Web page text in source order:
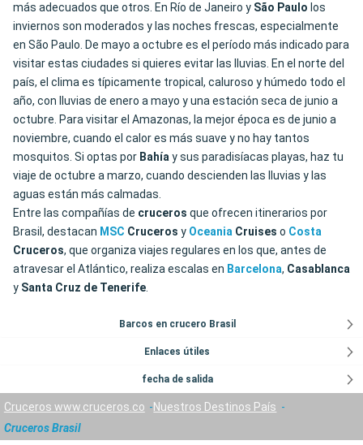
más adecuados que otros. En Río de Janeiro y São Paulo los
inviernos son moderados y las noches frescas, especialmente
en São Paulo. De mayo a octubre es el período más indicado para
visitar estas ciudades si quieres evitar las lluvias. En el norte del
país, el clima es típicamente tropical, caluroso y húmedo todo el
año, con lluvias de enero a mayo y una estación seca de junio a
octubre. Para visitar el Amazonas, la mejor época es de junio a
noviembre, cuando el calor es más suave y no hay tantos
mosquitos. Si optas por Bahíay sus paradisíacas playas, haz tu
viaje de octubre a marzo, cuando descienden las lluvias y las
aguas están más calmadas.
Entre las compañías de cruceros que ofrecen itinerarios por
Brasil, destacan MSC Cruceros y Oceania Cruises o Costa
Cruceros, que organiza viajes regulares en los que, antes de
atravesar el Atlántico, realiza escalas en Barcelona, Casablanca
y Santa Cruz de Tenerife.
Barcos en crucero Brasil
Enlaces útiles
fecha de salida
Cruceros www.cruceros.co
Nuestros Destinos País
Cruceros Brasil